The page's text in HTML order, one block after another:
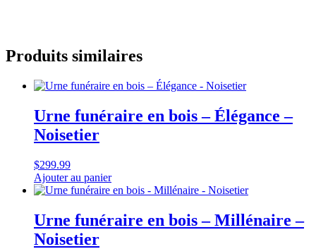
Produits similaires
Urne funéraire en bois – Élégance –
Noisetier
$299.99
Ajouter au panier
Urne funéraire en bois – Millénaire –
Noisetier